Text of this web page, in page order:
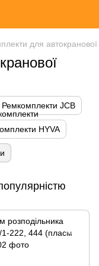
для автокранової
Ремкомплекти JCB
HYVA